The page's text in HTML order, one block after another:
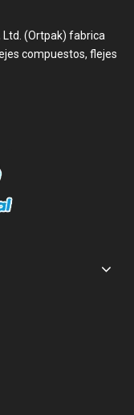
Ltd. (Ortpak) fabrica
compuestos, flejes